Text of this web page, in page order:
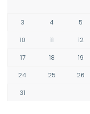
3
4 5
10
11 12
17
18 19
24
25 26
31